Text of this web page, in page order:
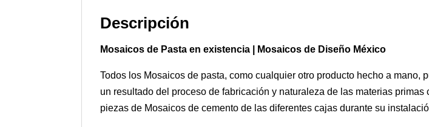
Descripción
Mosaicos de Pasta en existencia | Mosaicos de Diseño México
Todos los Mosaicos de pasta, como cualquier otro producto hecho a
un resultado del proceso de fabricación y naturaleza de las materias
piezas de Mosaicos de cemento de las diferentes cajas durante su